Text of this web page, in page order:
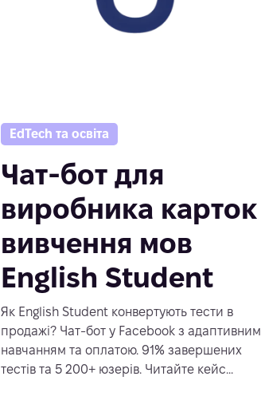
EdTech та освіта
Чат-бот для
виробника карток
вивчення мов
English Student
Як English Student конвертують тести в
продажі? Чат-бот у Facebook з адаптивним
навчанням та оплатою. 91% завершених
тестів та 5 200+ юзерів. Читайте кейс...